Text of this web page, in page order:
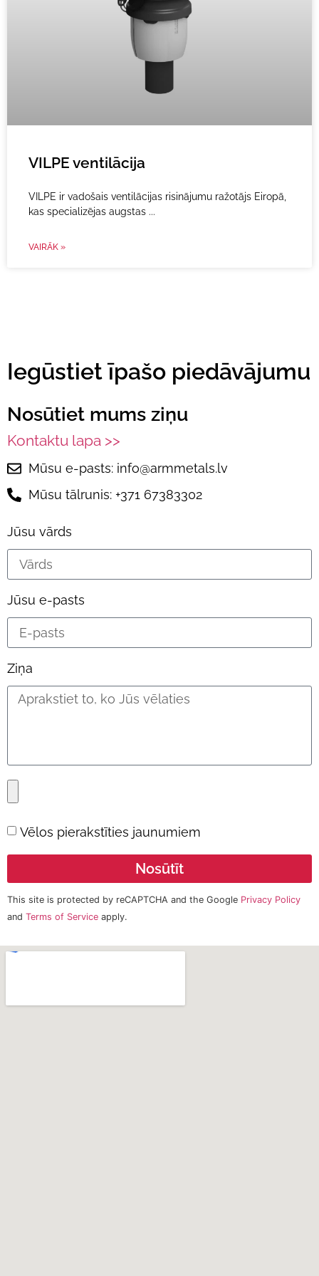
VILPE ventilācija
VILPE ir vadošais ventilācijas risinājumu ražotājs Eiropā,
kas specializējas augstas
VAIRĀK »
Iegūstiet īpašo piedāvājumu
Nosūtiet mums ziņu
Kontaktu lapa >>
Mūsu e-pasts: info@armmetals.lv
Mūsu tālrunis: +371 67383302
Jūsu vārds
Jūsu e-pasts
Ziņa
Vēlos pierakstīties jaunumiem
Nosūtīt
This site is protected by reCAPTCHA and the Google Privacy Policy
and Terms of Service apply.